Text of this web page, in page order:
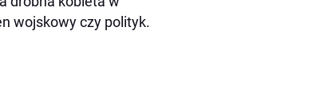
wojskowy czy polityk.